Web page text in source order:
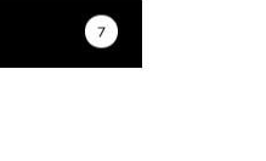
7